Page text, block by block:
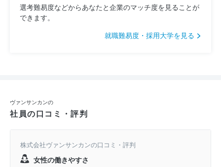
選考難易度などからあなたと企業のマッチ度を見ることが
できます。
就職難易度・採用大学を見る
ヴァンサンカンの
社員の口コミ・評判
株式会社ヴァンサンカンの口コミ・評判
女性の働きやすさ